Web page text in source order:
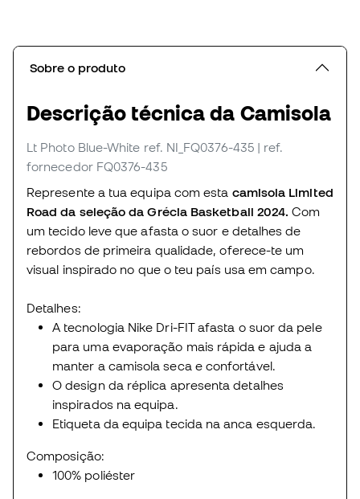
Sobre o produto
Descrição técnica da Camisola
Lt Photo Blue-White ref. NI_FQ0376-435 | ref.
fornecedor FQ0376-435
Represente a tua equipa com esta camisola Limited
Road da seleção da Grécia Basketball 2024.Com
um tecido leve que afasta o suor e detalhes de
rebordos de primeira qualidade, oferece-te um
visual inspirado no que o teu país usa em campo.
Detalhes:
A tecnologia Nike Dri-FIT afasta o suor da pele
para uma evaporação mais rápida e ajuda a
manter a camisola seca e confortável.
O design da réplica apresenta detalhes
inspirados na equipa.
Etiqueta da equipa tecida na anca esquerda.
Composição:
100% poliéster